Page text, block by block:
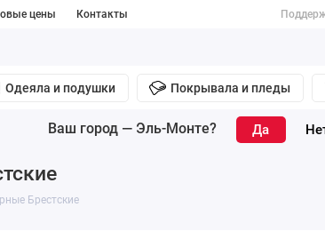
цены Контакты
Одеяла и подушки Покрывала и пледы
Ваш город — Эль-Монте?
Брестские